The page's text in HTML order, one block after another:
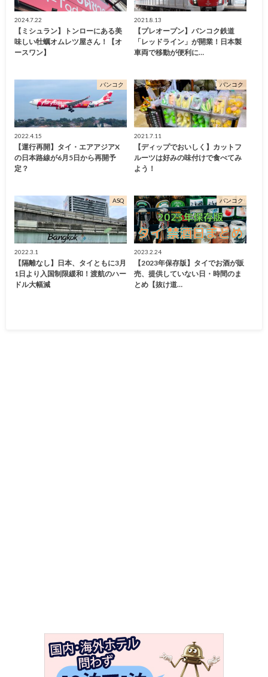
2024.7.22
【ミシュラン】トンローにある美
味しい牡蠣オムレツ屋さん！【オ
ースワン】
2021.8.13
【プレオープン】バンコク鉄道
「レッドライン」が開業！日本製
車両で移動が便利に…
バンコク
2022.4.15
【運行再開】タイ・エアアジアX
の日本路線が6月5日から再開予
定？
バンコク
2021.7.11
【ディップでおいしく】カットフ
ルーツは好みの味付けで食べてみ
よう！
ASQ
2022.3.1
【隔離なし】日本、タイともに3月
1日より入国制限緩和！渡航のハー
ドル大幅減
バンコク
2023.2.24
【2023年保存版】タイでお酒が販
売、提供していない日・時間のま
とめ【抜け道…